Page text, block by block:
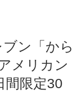
ン「から
メリカン
間限定30